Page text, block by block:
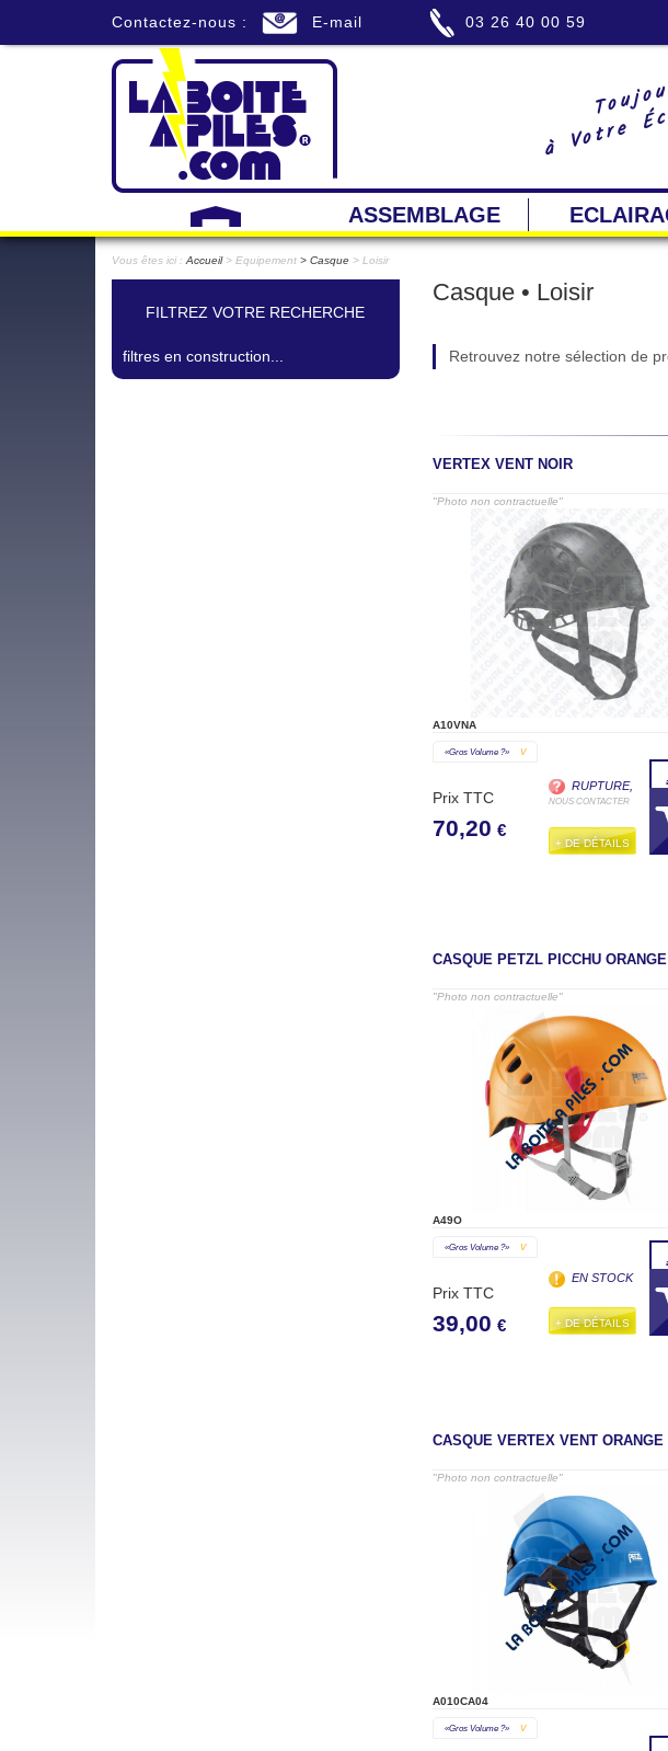
Contactez-nous : E-mail 03 26 40 00 59
à Votre
ASSEMBLAGE
Vous êtes ici : Accueil> Equipement Casque > Loisir
FILTREZ VOTRE RECHERCHE
filtres en construction...
Casque • Loisir
Retrouvez notre sélection de
VERTEX VENT NOIR
"Photo non contractuelle"
A10VNA
«gros Volume ?» V
Prix TTC
70,20 €
RUPTURE,
NOUS CONTACTER
+ DE DÉTAILS
CASQUE PETZL PICCHU ORANGE
"Photo non contractuelle"
A49O
«gros Volume ?» V
Prix TTC
39,00 €
EN STOCK
+ DE DÉTAILS
CASQUE VERTEX VENT ORANGE
"Photo non contractuelle"
A010CA04
«gros Volume ?» V